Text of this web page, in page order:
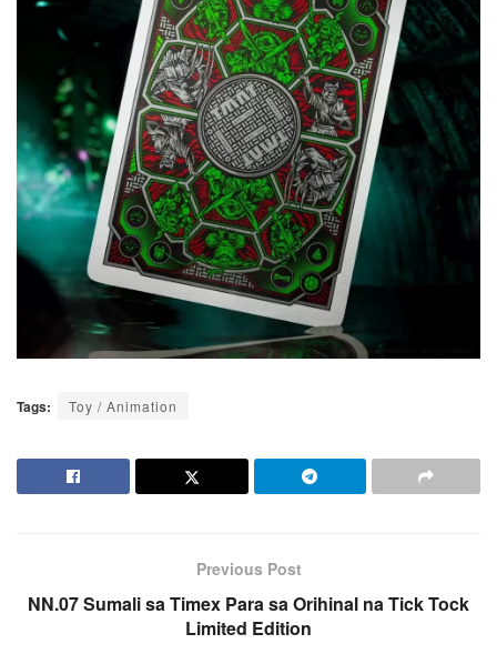
Tags: Toy / Animation
Previous Post
NN.07 Sumali sa Timex Para sa Orihinal na Tick Tock
Limited Edition